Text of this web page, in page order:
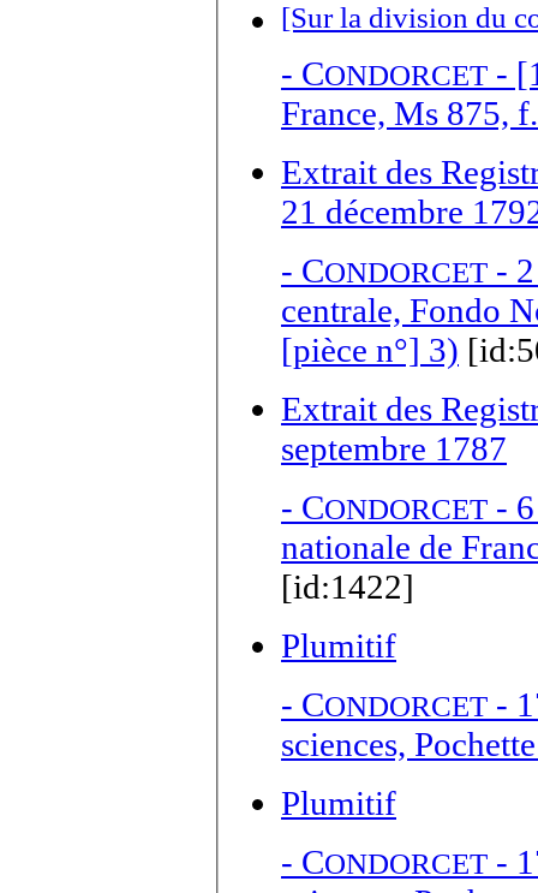
[Sur la division du
- CONDORCET -
France, Ms 875,
Extrait des
21 décembre
- CONDORCET -
centrale, Fondo
[pièce n°] 3)
Extrait des
septembre 1787
- CONDORCET -
nationale de
[id:1422]
Plumitif
- CONDORCET -
sciences,
Plumitif
- CONDORCET -